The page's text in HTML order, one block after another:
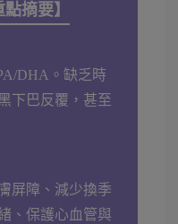
摘要】
DHA。缺乏時
下巴反覆，甚至
屏障、減少換季
、保護心血管與